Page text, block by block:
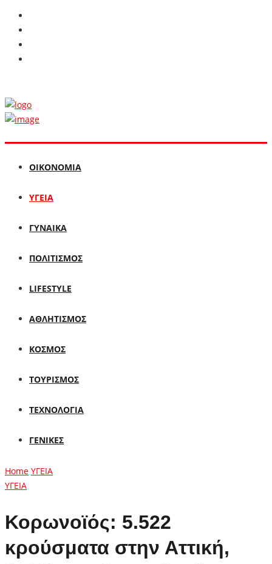
ΟΙΚΟΝΟΜΙΑ
ΥΓΕΙΑ
ΓΥΝΑΙΚΑ
ΠΟΛΙΤΙΣΜΟΣ
LIFESTYLE
ΑΘΛΗΤΙΣΜΟΣ
ΚΟΣΜΟΣ
ΤΟΥΡΙΣΜΟΣ
ΤΕΧΝΟΛΟΓΙΑ
ΓΕΝΙΚΕΣ
Home ΥΓΕΙΑ
ΥΓΕΙΑ
Κορωνοϊός: 5.522
κρούσματα στην Αττική,